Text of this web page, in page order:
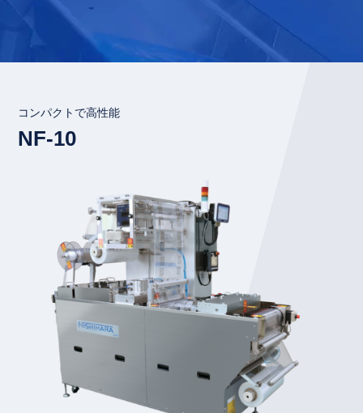
コンパクトで高性能
NF-10